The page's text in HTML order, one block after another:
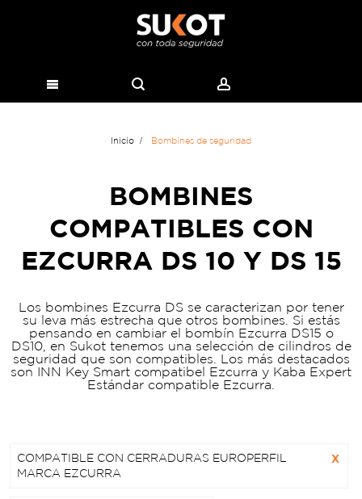
Inicio Bombines de seguridad
BOMBINES
COMPATIBLES CON
EZCURRA DS 10 Y DS 15
Los bombines Ezcurra DS se caracterizan por tener
su leva más estrecha que otros bombines. Si estás
pensando en cambiar el bombín Ezcurra DS15 o
DS10, en Sukot tenemos una selección de cilindros de
seguridad que son compatibles. Los más destacados
son INN Key Smart compatibel Ezcurra y Kaba Expert
Estándar compatible Ezcurra.
COMPATIBLE CON CERRADURAS EUROPERFIL
MARCA EZCURRA
X